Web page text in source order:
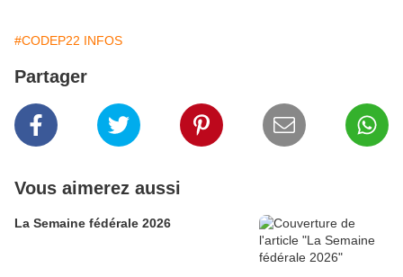
#CODEP22 INFOS
Partager
Vous aimerez aussi
La Semaine fédérale 2026